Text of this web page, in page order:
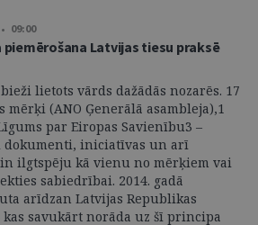
09:00
Latvijas tiesu praksē
lietots vārds dažādās nozarēs. 17
(ANO Ģenerālā asambleja),1
par Eiropas Savienību3 –
iniciatīvas un arī
ilgtspēju kā vienu no mērķiem vai
sabiedrībai. 2014. gadā
arīdzan Latvijas Republikas
kas savukārt norāda uz šī principa